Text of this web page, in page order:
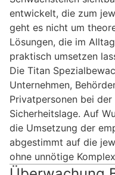
entwickelt, die zum
geht es nicht um
Lösungen, die im
praktisch umsetzen
Die Titan
Unternehmen,
Privatpersonen bei
Sicherheitslage. Auf
die Umsetzung der
abgestimmt auf die
ohne unnötige